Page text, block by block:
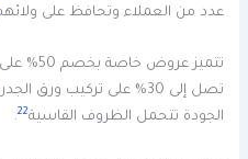
عدد من العملاء وتحافظ على
تتميز
تصل إلى 30% على تركيب ورق الجدران
الجودة تتحمل الظروف القاسية22
.